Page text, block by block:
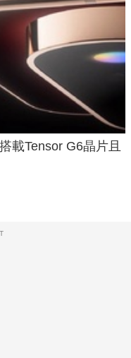
載Tensor G6晶片且